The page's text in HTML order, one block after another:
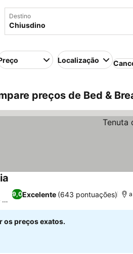
Destino
Localização
preços de Bed &
9,0Excelente (643 pontuações)
à
os preços exatos.